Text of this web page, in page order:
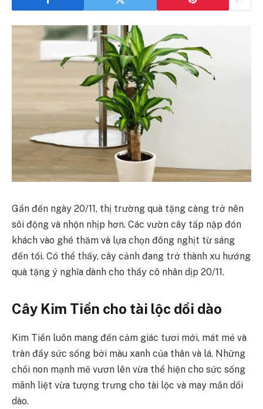
Gần đến ngày 20/11, thị trường quà tặng càng trở nên
sôi động và nhộn nhịp hơn. Các vườn cây tấp nập đón
khách vào ghé thăm và lựa chọn đông nghịt từ sáng
đến tối. Có thể thấy, cây cảnh đang trở thành xu hướng
quà tặng ý nghĩa dành cho thầy cô nhân dịp 20/11.
Cây Kim Tiền cho tài lộc dồi dào
Kim Tiền luôn mang đến cảm giác tươi mới, mát mẻ và
tràn đầy sức sống bởi màu xanh của thân và lá. Những
chồi non mạnh mẽ vươn lên vừa thể hiện cho sức sống
mãnh liệt vừa tượng trưng cho tài lộc và may mắn dồi
dào.